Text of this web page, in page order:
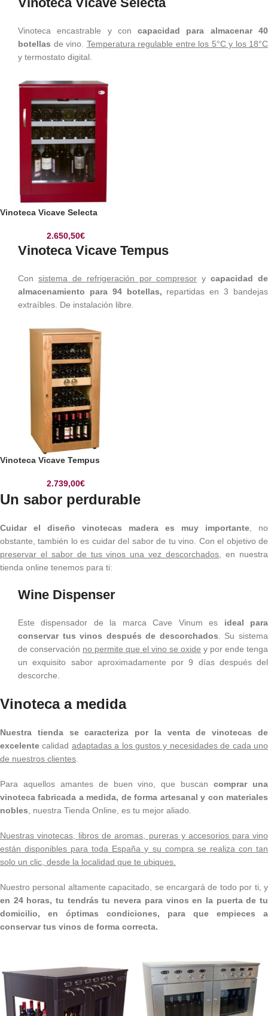
Vinoteca encastrable y concapacidad para almacenar 40
botellas de vino. Temperatura regulable entre los 5°C y los 18°C
y termostato digital.
Vinoteca Vicave Selecta
2.650,50€
Vinoteca Vicave Tempus
Con sistema de refrigeración por compresor ycapacidad de
almacenamiento para 94 botellas, repartidas en 3 bandejas
extraíbles. De instalación libre.
Vinoteca Vicave Tempus
2.739,00€
Un sabor perdurable
Cuidar el diseño vinotecas madera es muy importante , no
obstante, también lo es cuidar del sabor de tu vino. Con el objetivo de
preservar el sabor de tus vinos una vez descorchados , en nuestra
tienda online tenemos para ti:
Wine Dispenser
Este dispensador de la marca Cave Vinum es ideal para
conservar tus vinos después de descorchados . Su sistema
de conservación no permite que el vino se oxide y por ende tenga
un exquisito sabor aproximadamente por 9 días después del
descorche.
Vinoteca a medida
Nuestra tienda se caracteriza por la venta de vinotecas de
excelente calidad adaptadas a los gustos y necesidades de cada uno
de nuestros clientes
Para aquellos amantes de buen vino, que buscancomprar una
vinoteca fabricada a medida, de forma artesanal y con materiales
nobles , nuestra Tienda Online, es tu mejor aliado.
Nuestras vinotecas, libros de aromas, pureras y accesorios para vino
están disponibles para toda España y su compra se realiza con tan
solo un clic, desde la localidad que te ubiques.
Nuestro personal altamente capacitado, se encargará de todo por ti, y
en 24 horas, tu tendrás tu nevera para vinos en la puerta de tu
domicilio, en óptimas condiciones, para que empieces a
conservar tus vinos de forma correcta.